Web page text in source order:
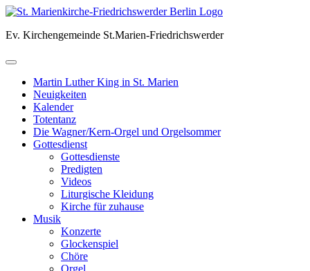
Skip
content
Ev. Kirchengemeinde St.Marien-Friedrichswerder
Martin Luther King in St. Marien
Neuigkeiten
Kalender
Totentanz
Die Wagner/Kern-Orgel und Orgelsommer
Gottesdienst
Gottesdienste
Predigten
Videos
Liturgische Kleidung
Kirche für zuhause
Musik
Konzerte
Glockenspiel
Chöre
Orgel